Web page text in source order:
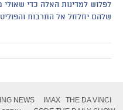
לפלוש למדינות האלה כדי
שלהם יחלחל אל התרבות
NEWS IMAX
THE DA VINCI